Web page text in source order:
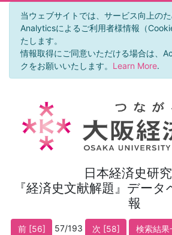
当ウェブサイトでは、サービス向上の
Analyticsによるご利用者様情報（
たします。
情報取得にご同意いただける場合は、
クをお願いいたします。 Learn More.
日本経済史研
『経済史文献解題』デー
報
前 [56] 57/193 次 [58] 検索結果